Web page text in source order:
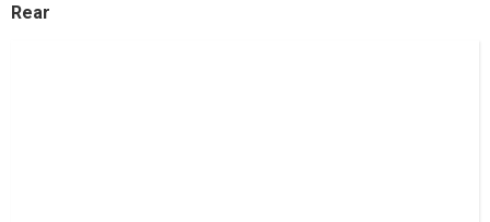
Rear